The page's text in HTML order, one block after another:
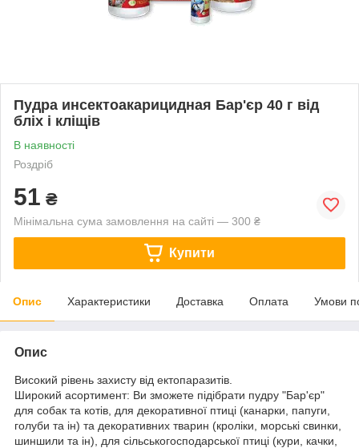
Пудра инсектоакарицидная Бар'єр 40 г від
бліх і кліщів
В наявності
Роздріб
51 ₴
Мінімальна сума замовлення на сайті — 300 ₴
Купити
Опис Характеристики Доставка Оплата Умови
Опис
Високий рівень захисту від ектопаразитів.
Широкий асортимент: Ви зможете підібрати пудру "Бар'єр"
для собак та котів, для декоративної птиці (канарки, папуги,
голуби та ін) та декоративних тварин (кроліки , морські свинки,
шиншили та ін), для сільськогосподарської птиці (кури, качки,